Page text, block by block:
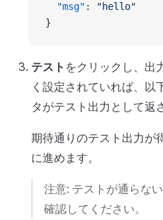
  "msg"
:
"hello"
}
テスト をクリックし、出
く設定されていれば、以
タがテスト出力として返
期待通りのテスト出力が
に進めます。
注意: テストが通らな
確認してください。